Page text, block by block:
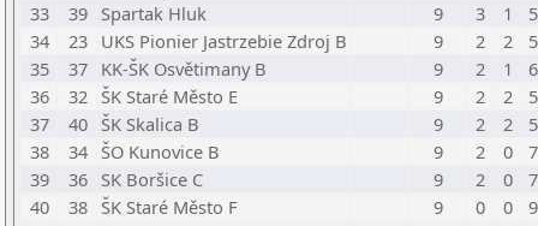
33
39 Spartak Hluk 9 3 1
5
34
23 UKS Pionier Jastrzebie Zdroj B 9 2 2
5
35
37 KK-ŠK Osvětimany B 9 2 1
6
36
32 ŠK Staré Město E 9 2 2
5
37
40 ŠK Skalica B 9 2 2
5
38
34 ŠO Kunovice B 9 2 0
7
39
36 SK Boršice C 9 2 0
7
40
38 ŠK Staré Město F 9 0 0 9